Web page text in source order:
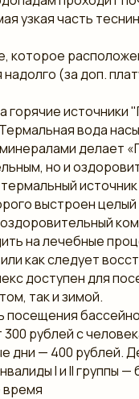
узкая часть
которое
(за доп.
горячие источники
вода
делает
но и
выстроен целый
на лечебные
как следует
доступен для
так и зимой.
посещения
рублей с
дни — 400 рублей.
I и II группы —